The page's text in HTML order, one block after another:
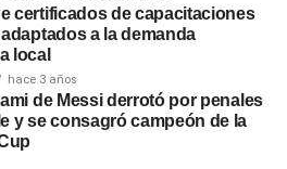
derrotado. La estadística
dos partidos oficiales y un
terminó definiéndose en los
y River chocaron en el país
certificados de capacitaciones
a la demanda
local
hace 3 años
de Messi derrotó por penales
y se consagró campeón de la